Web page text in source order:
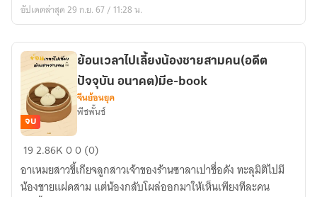
อัปเดตล่าสุด 29 ก.ย. 67 / 11:28 น.
ย้อน
ไป
จบ
ย้อนเวลาไปเลี้ยงน้องชายสามคน(อดีต
ปัจจุบัน อนาคต)มีe-book
จีนย้อนยุค
พีชพั้นช์
192.86K00 (0)
อาเหมยสาวขี้เกียจลูกสาวเจ้าของร้านซาลาเปาชื่อดัง ทะลุมิติไปมี
น้องชายแฝดสาม แต่น้องกลับโผล่ออกมาให้เห็นเพียงทีละคน